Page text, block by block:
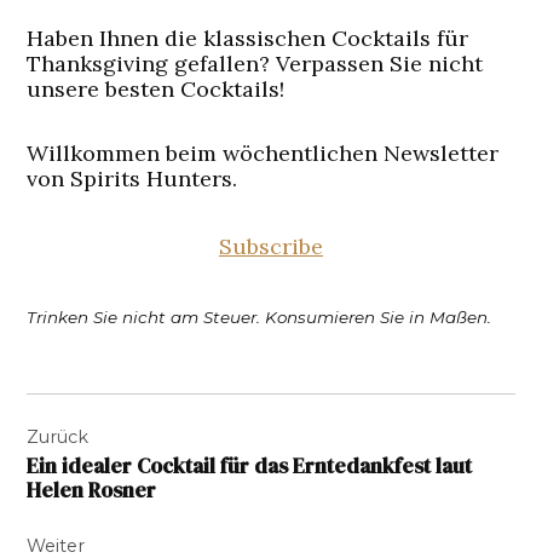
Haben Ihnen die klassischen Cocktails für
Thanksgiving gefallen? Verpassen Sie nicht
unsere besten Cocktails!
Willkommen beim wöchentlichen Newsletter
von Spirits Hunters.
Subscribe
Trinken Sie nicht am Steuer. Konsumieren Sie in Maßen.
Zurück
Ein idealer Cocktail für das Erntedankfest laut
Helen Rosner
Weiter